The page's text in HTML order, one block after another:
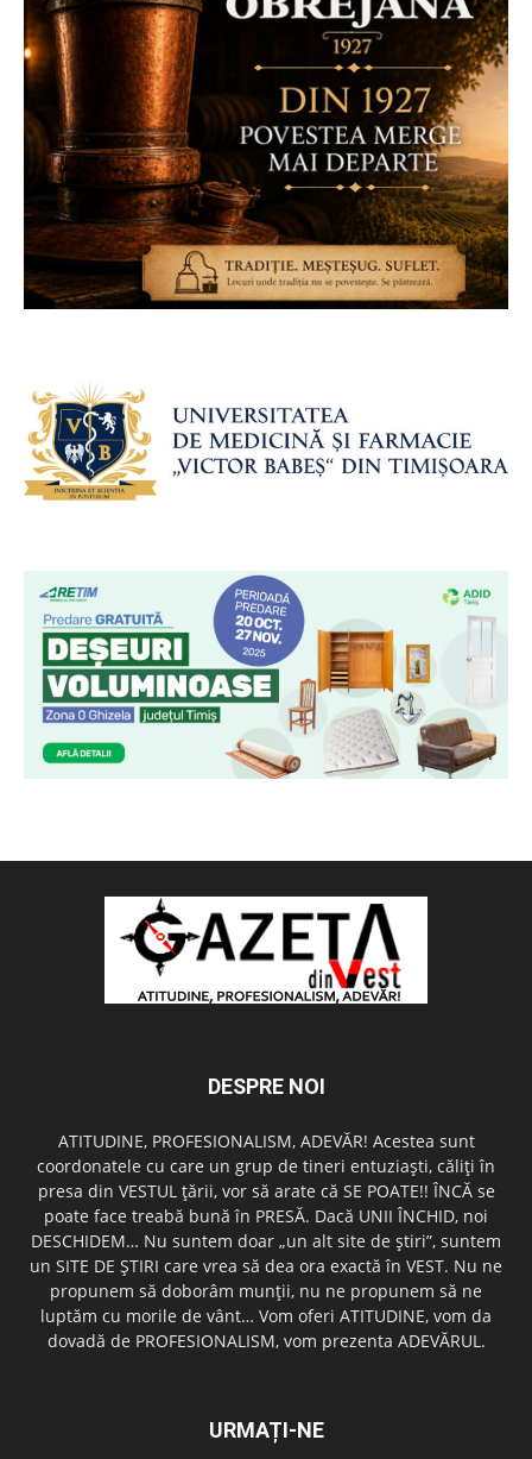
DESPRE NOI
ATITUDINE, PROFESIONALISM, ADEVĂR! Acestea sunt
coordonatele cu care un grup de tineri entuziaşti, căliţi în
presa din VESTUL ţării, vor să arate că SE POATE!! ÎNCĂ se
poate face treabă bună în PRESĂ. Dacă UNII ÎNCHID, noi
DESCHIDEM… Nu suntem doar „un alt site de ştiri”, suntem
un SITE DE ŞTIRI care vrea să dea ora exactă în VEST. Nu ne
propunem să doborâm munţii, nu ne propunem să ne
luptăm cu morile de vânt… Vom oferi ATITUDINE, vom da
dovadă de PROFESIONALISM, vom prezenta ADEVĂRUL.
URMAȚI-NE